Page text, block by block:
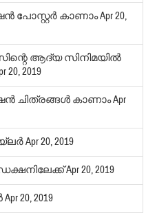
പോസ്റ്റര്‍ കാണാംApr 20,
ആദ്യ സിനിമയില്‍
20, 2019
ചിത്രങ്ങള്‍ കാണാംApr
Apr 20, 2019
Apr 20, 2019
Apr 20, 2019